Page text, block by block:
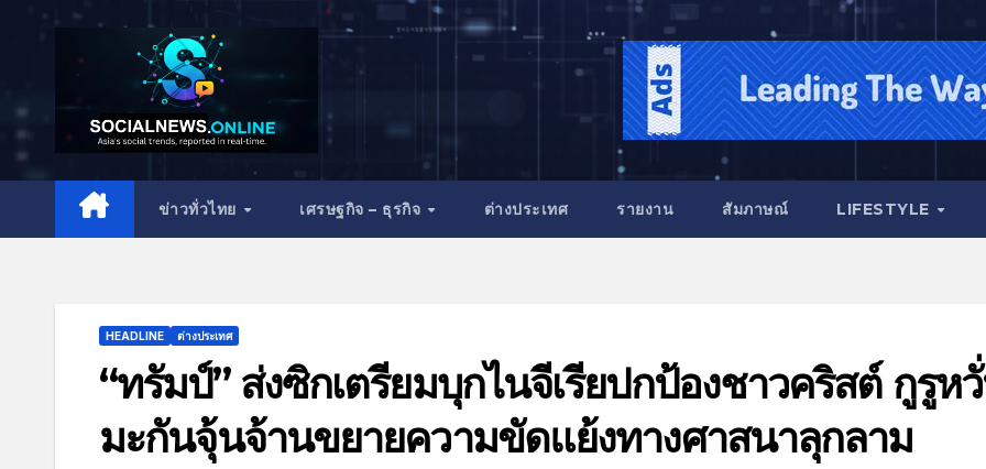
ข่าวทั่วไทย เศรษฐกิจ – ธุรกิจ ต่างประเทศ รายงาน สัมภาษณ์ LIFESTYLE
HEADLINE ต่างประเทศ
“ทรัมป์” ส่งซิกเตรียมบุกไนจีเรียปกป้องชาวคริสต์ กูรูห
มะกันจุ้นจ้านขยายความขัดแย้งทางศาสนาลุกลาม